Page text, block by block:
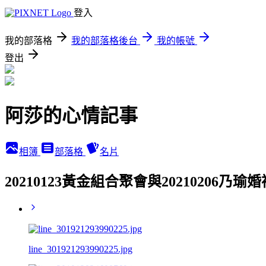
登入
我的部落格 我的部落格後台
我的帳號
登出
阿莎的心情記事
相簿 部落格 名片
20210123黃金組合聚會與20210206乃瑜
line_301921293990225.jpg